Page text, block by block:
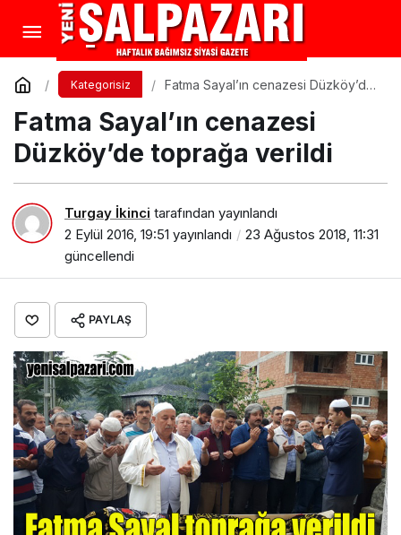
Kategorisiz
Fatma Sayal’ın cenazesi Düzköy’de
Fatma Sayal’ın cenazesi
Düzköy’de toprağa verildi
Turgay İkinci tarafından yayınlandı
2 Eylül 2016, 19:51 yayınlandı
23 Ağustos 2018, 11:31
güncellendi
PAYLAŞ